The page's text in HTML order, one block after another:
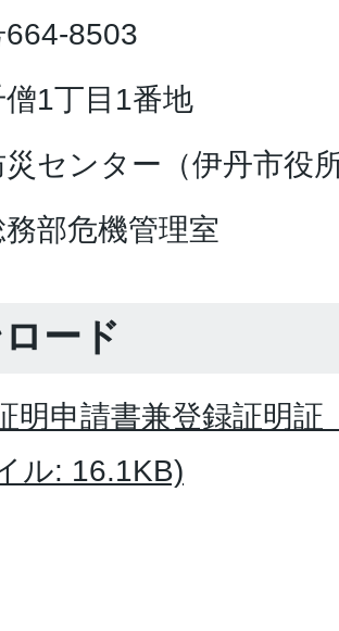
8503
1丁目1番地
センター（伊丹市役
部危機管理室
ード
明申請書兼登録証明証
ル: 16.1KB)